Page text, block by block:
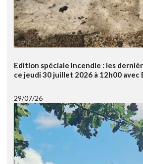
Edition spéciale Incendie : les
ce jeudi 30 juillet 2026 à 12h00 avec
29/07/26